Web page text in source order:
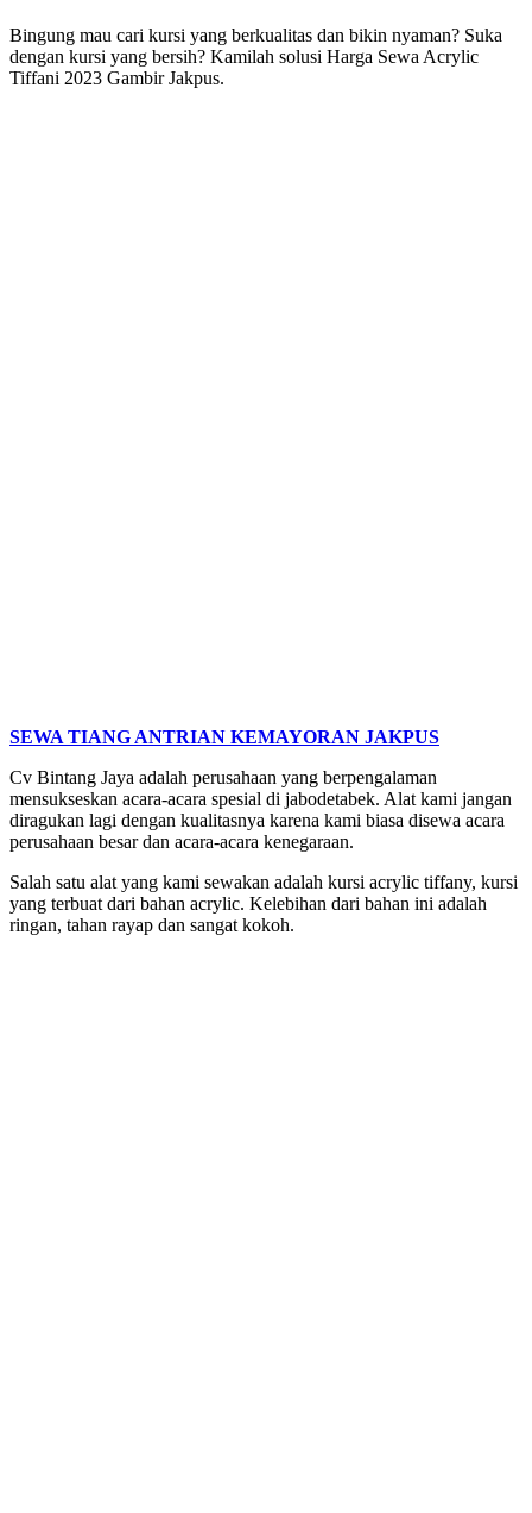
Bingung mau cari kursi yang berkualitas dan bikin nyaman? Suka
dengan kursi yang bersih? Kamilah solusi Harga Sewa Acrylic
Tiffani 2023 Gambir Jakpus.
SEWA TIANG ANTRIAN KEMAYORAN JAKPUS
Cv Bintang Jaya adalah perusahaan yang berpengalaman
mensukseskan acara-acara spesial di jabodetabek. Alat kami jangan
diragukan lagi dengan kualitasnya karena kami biasa disewa acara
perusahaan besar dan acara-acara kenegaraan.
Salah satu alat yang kami sewakan adalah kursi acrylic tiffany, kursi
yang terbuat dari bahan acrylic. Kelebihan dari bahan ini adalah
ringan, tahan rayap dan sangat kokoh.